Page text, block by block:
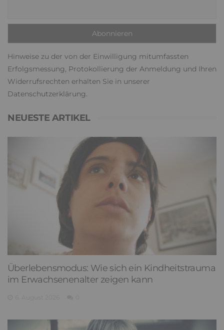
Hinweise zu der von der Einwilligung mitumfassten
Erfolgsmessung, Protokollierung der Anmeldung und Ihren
Widerrufsrechten erhalten Sie in unserer
Datenschutzerklärung.
NEUESTE ARTIKEL
Überlebensmodus: Wie sich ein Kindheitstrauma
im Erwachsenenalter zeigen kann